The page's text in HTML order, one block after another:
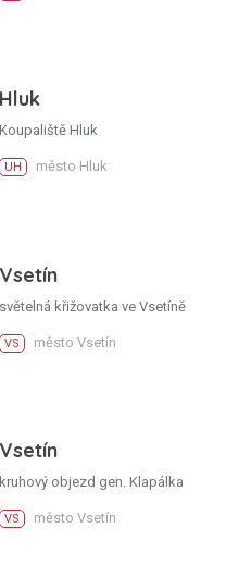
Hluk
Koupaliště Hluk
UH město Hluk
Vsetín
světelná křižovatka ve Vsetíně
VS město Vsetín
Vsetín
kruhový objezd gen. Klapálka
VS město Vsetín